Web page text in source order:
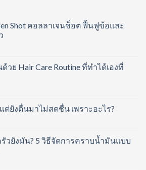
Shot คอลลาเจนช็อต ฟื้นฟูข้อและ
ย Hair Care Routine ที่ทำได้เองที่
ต่ยังตื่นมาไม่สดชื่น เพราะอะไร?
วยังมัน? 5 วิธีจัดการคราบน้ำมันแบบ